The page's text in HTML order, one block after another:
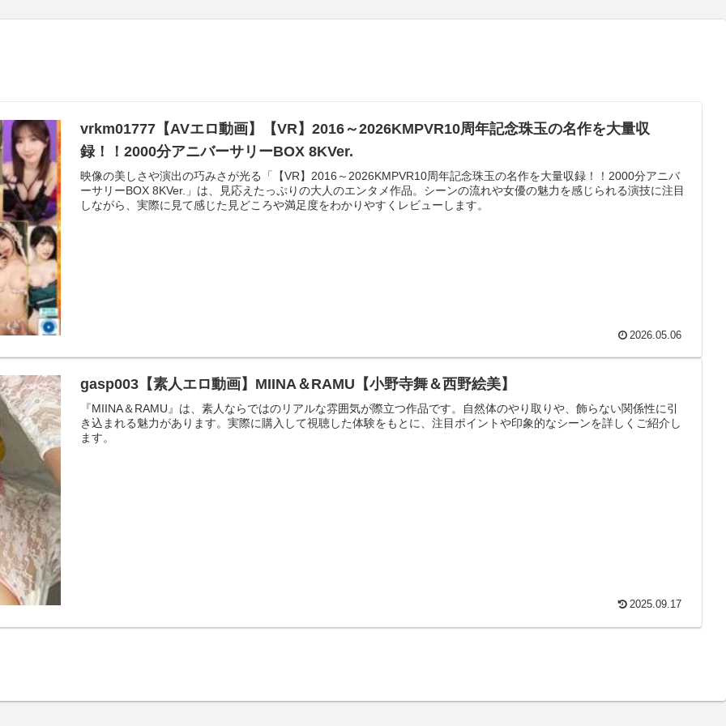
vrkm01777【AVエロ動画】【VR】2016～2026KMPVR10周年記念珠玉の名作を大量収
録！！2000分アニバーサリーBOX 8KVer.
映像の美しさや演出の巧みさが光る「【VR】2016～2026KMPVR10周年記念珠玉の名作を大量収録！！2000分アニバ
ーサリーBOX 8KVer.」は、見応えたっぷりの大人のエンタメ作品。シーンの流れや女優の魅力を感じられる演技に注目
しながら、実際に見て感じた見どころや満足度をわかりやすくレビューします。
2026.05.06
gasp003【素人エロ動画】MIINA＆RAMU【小野寺舞＆西野絵美】
『MIINA＆RAMU』は、素人ならではのリアルな雰囲気が際立つ作品です。自然体のやり取りや、飾らない関係性に引
き込まれる魅力があります。実際に購入して視聴した体験をもとに、注目ポイントや印象的なシーンを詳しくご紹介し
ます。
2025.09.17